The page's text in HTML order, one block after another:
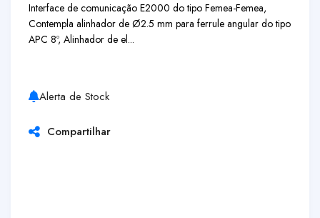
Interface de comunicação E2000 do tipo Femea-Femea,
Contempla alinhador de Ø2.5 mm para ferrule angular do tipo
APC 8º, Alinhador de el...
Alerta de Stock
Compartilhar